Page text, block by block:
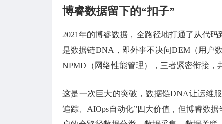
博睿数据留下的“扣子”
2021年的博睿数据，全路径地打通了从代
是数据链DNA，即外事不决问DEM（用户
NPMD（网络性能管理），三者紧密衔接，
这是一次巨大的突破，数据链DNA让运维
追踪、AIOps自动化”四大价值，但博睿数